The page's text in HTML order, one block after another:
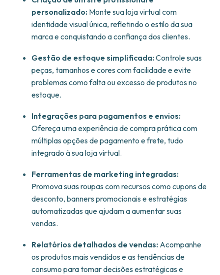
personalizado: Monte sua loja virtual com
identidade visual única, refletindo o estilo da sua
marca e conquistando a confiança dos clientes.
Gestão de estoque simplificada: Controle suas
peças, tamanhos e cores com facilidade e evite
problemas como falta ou excesso de produtos no
estoque.
Integrações para pagamentos e envios:
Ofereça uma experiência de compra prática com
múltiplas opções de pagamento e frete, tudo
integrado à sua loja virtual.
Ferramentas de marketing integradas:
Promova suas roupas com recursos como cupons de
desconto, banners promocionais e estratégias
automatizadas que ajudam a aumentar suas
vendas.
Relatórios detalhados de vendas: Acompanhe
os produtos mais vendidos e as tendências de
consumo para tomar decisões estratégicas e